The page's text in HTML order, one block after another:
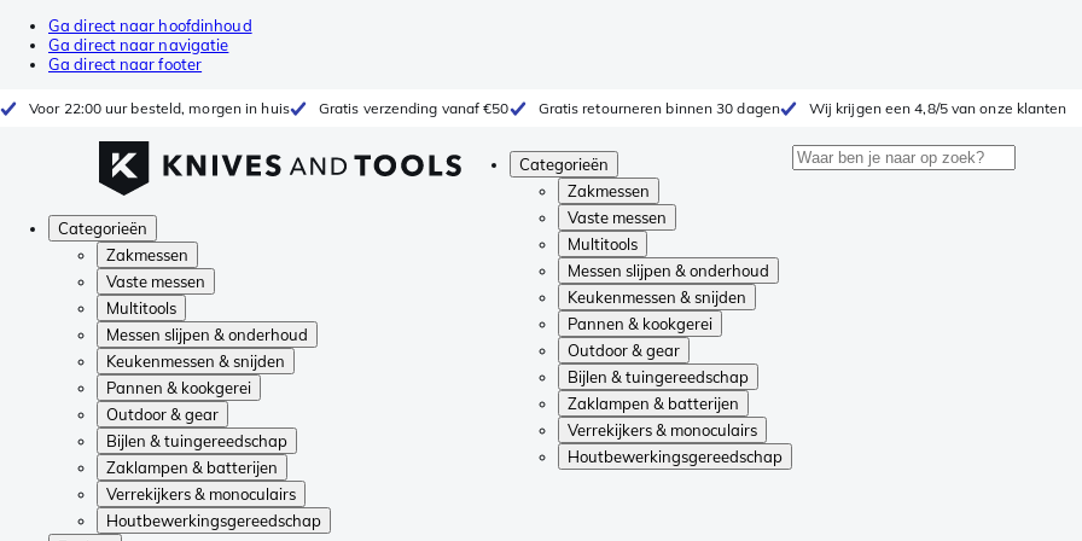
Ga direct naar hoofdinhoud
Ga direct naar navigatie
Ga direct naar footer
Voor 22:00 uur besteld, morgen in huis Gratis verzending vanaf €50 Gratis retourneren binnen 30 dagen Wij krijgen een 4,8/5 van onze klanten
Categorieën
Zakmessen
Vaste messen
Multitools
Messen slijpen & onderhoud
Keukenmessen & snijden
Pannen & kookgerei
Outdoor & gear
Bijlen & tuingereedschap
Zaklampen & batterijen
Verrekijkers & monoculairs
Houtbewerkingsgereedschap
Categorieën
Zakmessen
Vaste messen
Multitools
Messen slijpen & onderhoud
Keukenmessen & snijden
Pannen & kookgerei
Outdoor & gear
Bijlen & tuingereedschap
Zaklampen & batterijen
Verrekijkers & monoculairs
Houtbewerkingsgereedschap